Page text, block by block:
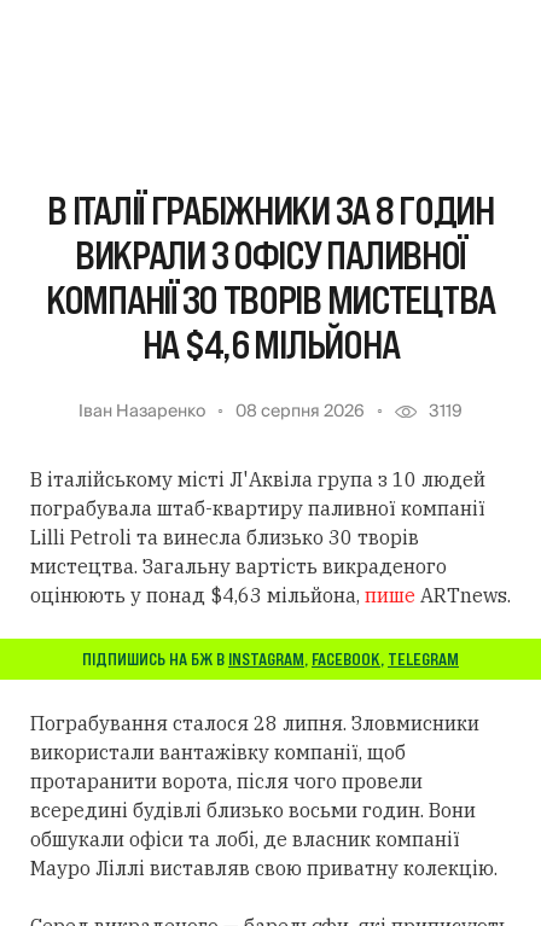
В ІТАЛІЇ ГРАБІЖНИКИ ЗА 8 ГОДИН
ВИКРАЛИ З ОФІСУ ПАЛИВНОЇ
КОМПАНІЇ 30 ТВОРІВ МИСТЕЦТВА
НА $4,6 МІЛЬЙОНА
Іван Назаренко 08 серпня 2026 3119
В італійському місті Л'Аквіла група з 10 людей
пограбувала штаб-квартиру паливної компанії
Lilli Petroli та винесла близько 30 творів
мистецтва. Загальну вартість викраденого
оцінюють у понад $4,63 мільйона, пише ARTnews.
ПІДПИШИСЬ НА БЖ В INSTAGRAM, FACEBOOK, TELEGRAM
Пограбування сталося 28 липня. Зловмисники
використали вантажівку компанії, щоб
протаранити ворота, після чого провели
всередині будівлі близько восьми годин. Вони
обшукали офіси та лобі, де власник компанії
Мауро Ліллі виставляв свою приватну колекцію.